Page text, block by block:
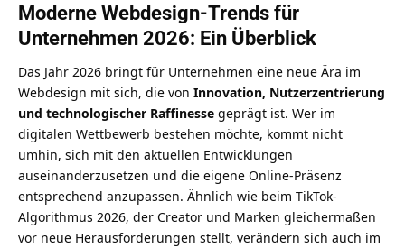
Moderne Webdesign-Trends für
Unternehmen 2026: Ein Überblick
Das Jahr 2026 bringt für Unternehmen eine neue Ära im
Webdesign mit sich, die von Innovation, Nutzerzentrierung
und technologischer Raffinesse geprägt ist. Wer im
digitalen Wettbewerb bestehen möchte, kommt nicht
umhin, sich mit den aktuellen Entwicklungen
auseinanderzusetzen und die eigene Online-Präsenz
entsprechend anzupassen. Ähnlich wie beim TikTok-
Algorithmus 2026, der Creator und Marken gleichermaßen
vor neue Herausforderungen stellt, verändern sich auch im